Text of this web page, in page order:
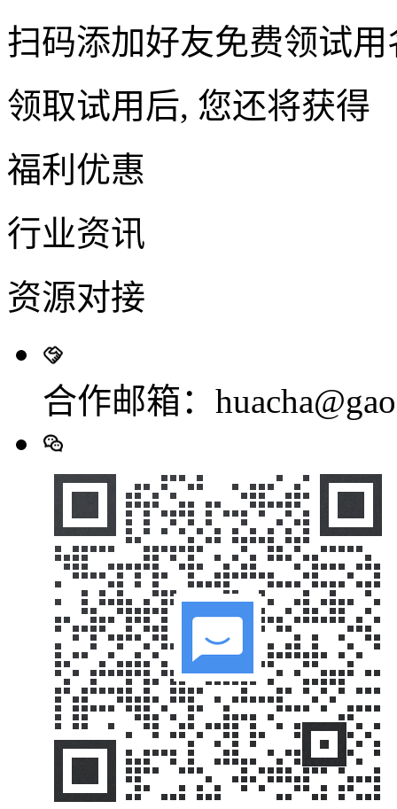
扫码添加好友免费领试用
领取试用后, 您还将获得
福利优惠
行业资讯
资源对接
合作邮箱：